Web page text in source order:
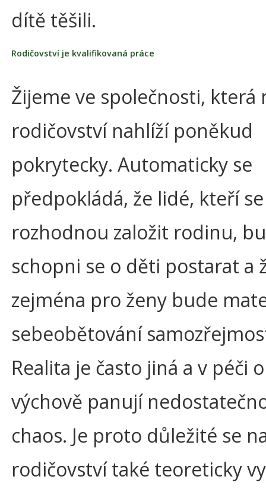
dítě těšili.
Rodičovství je kvalifikovaná práce
Žijeme ve společnosti, která
rodičovství nahlíží poněkud
pokrytecky. Automaticky se
předpokládá, že lidé, kteří se
rozhodnou založit rodinu,
schopni se o děti postarat a
zejména pro ženy bude
sebeobětování
Realita je často jiná a v péči
výchově panují
chaos. Je proto důležité se
rodičovství také teoreticky